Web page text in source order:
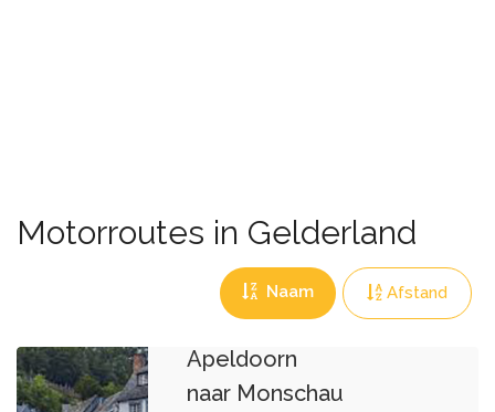
Motorroutes in Gelderland
Naam Afstand
Apeldoorn
naar Monschau